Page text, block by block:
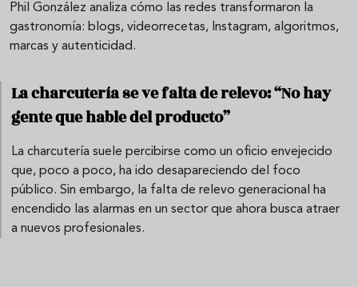
Phil González analiza cómo las redes transformaron la
gastronomía: blogs, videorrecetas, Instagram, algoritmos,
marcas y autenticidad.
La charcutería se ve falta de relevo: “No hay
gente que hable del producto”
La charcutería suele percibirse como un oficio envejecido
que, poco a poco, ha ido desapareciendo del foco
público. Sin embargo, la falta de relevo generacional ha
encendido las alarmas en un sector que ahora busca atraer
a nuevos profesionales.